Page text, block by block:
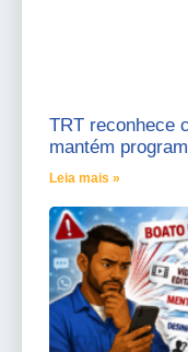
TRT reconhece
mantém
Leia mais »